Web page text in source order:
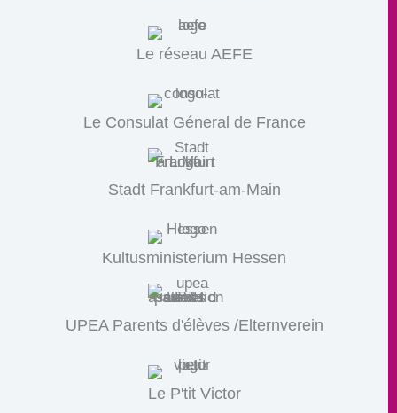
Le réseau AEFE
Le Consulat Géneral de France
Stadt Frankfurt-am-Main
Kultusministerium Hessen
UPEA Parents d'élèves /Elternverein
Le P'tit Victor